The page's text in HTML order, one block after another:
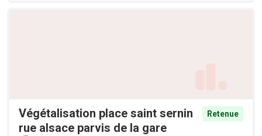
Végétalisation place saint sernin
rue alsace parvis de la gare
Retenue